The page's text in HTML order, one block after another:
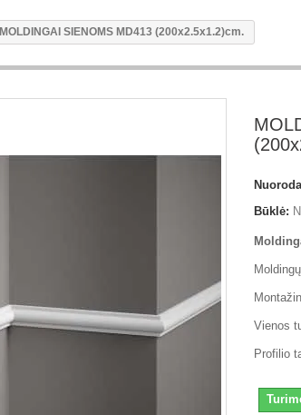
MOLDINGAI SIENOMS MD413 (200x2.5x1.2)cm.
Būklė:
Vienos
Profilio